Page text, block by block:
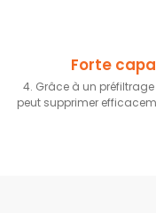
Forte
4. Grâce à un
peut supprimer